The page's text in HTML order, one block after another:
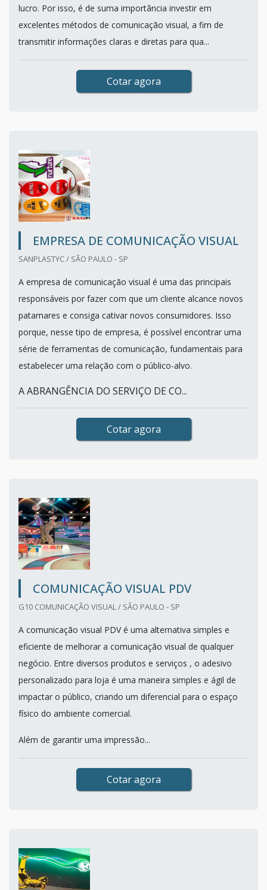
lucro. Por isso, é de suma importância investir em
excelentes métodos de comunicação visual, a fim de
transmitir informações claras e diretas para qua...
Cotar agora
EMPRESA DE COMUNICAÇÃO VISUAL
SANPLASTYC / SÃO PAULO - SP
A empresa de comunicação visual é uma das principais
responsáveis por fazer com que um cliente alcance novos
patamares e consiga cativar novos consumidores. Isso
porque, nesse tipo de empresa, é possível encontrar uma
série de ferramentas de comunicação, fundamentais para
estabelecer uma relação com o público-alvo.
A ABRANGÊNCIA DO SERVIÇO DE CO...
Cotar agora
COMUNICAÇÃO VISUAL PDV
G10 COMUNICAÇÃO VISUAL / SÃO PAULO - SP
A comunicação visual PDV é uma alternativa simples e
eficiente de melhorar a comunicação visual de qualquer
negócio. Entre diversos produtos e serviços , o adesivo
personalizado para loja é uma maneira simples e ágil de
impactar o público, criando um diferencial para o espaço
físico do ambiente comercial.
Além de garantir uma impressão...
Cotar agora